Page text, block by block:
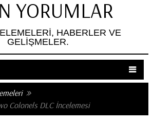
YORUMLAR
HABERLER VE
GELIŞMELER.
Colonels DLC İncelemesi